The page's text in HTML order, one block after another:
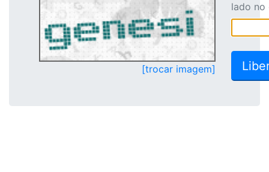
[trocar imagem]
lado no